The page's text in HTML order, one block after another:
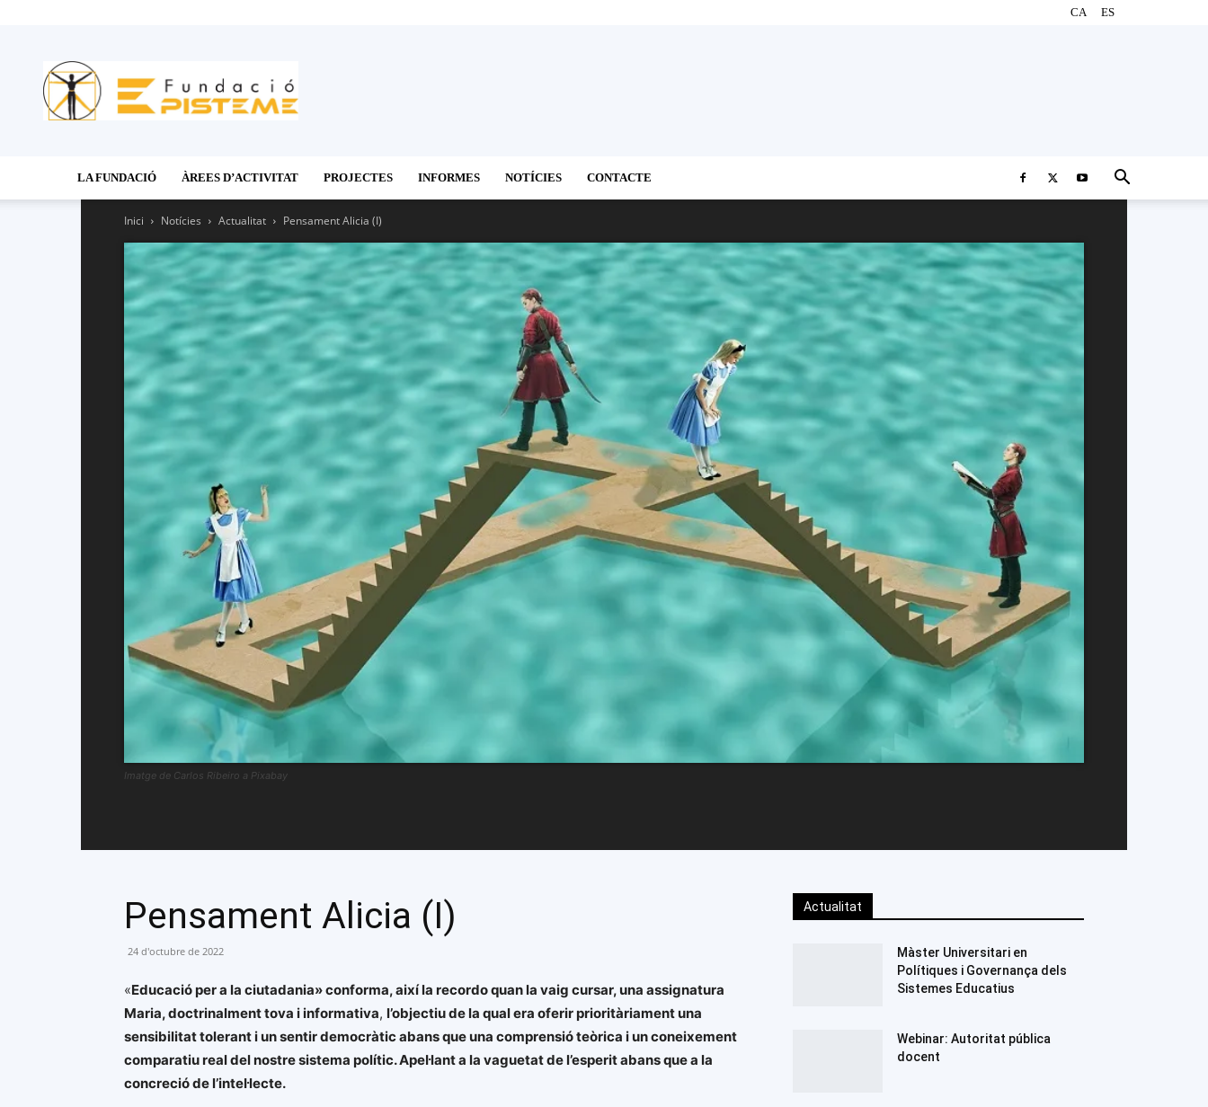
CA ES
Episteme
LA FUNDACIÓ ÀREES D’ACTIVITAT PROJECTES INFORMES NOTÍCIES CONTACTE
Inici Notícies Actualitat Pensament Alicia (I)
Imatge de Carlos Ribeiro a Pixabay
Pensament Alicia (I)
24 d'octubre de 2022
«Educació per a la ciutadania» conforma, així la recordo quan la vaig cursar, una assignatura
Maria, doctrinalment tova i informativa, l’objectiu de la qual era oferir prioritàriament una
sensibilitat tolerant i un sentir democràtic abans que una comprensió teòrica i un coneixement
comparatiu real del nostre sistema polític. Apel·lant a la vaguetat de l’esperit abans que a la
concreció de l’intel·lecte.
Actualitat
Màster Universitari en
Polítiques i Governança dels
Sistemes Educatius
Webinar: Autoritat pública
docent